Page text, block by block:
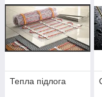
Тепла підлога